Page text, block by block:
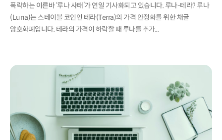
폭락하는 이른바 ‘루나 사태’가 연일 기사화되고 있습니다. 루나-테라? 루나
(Luna)는 스테이블 코인인 테라(Terra)의 가격 안정화를 위한 채굴
암호화폐입니다. 테라의 가격이 하락할 때 루나를 추가...